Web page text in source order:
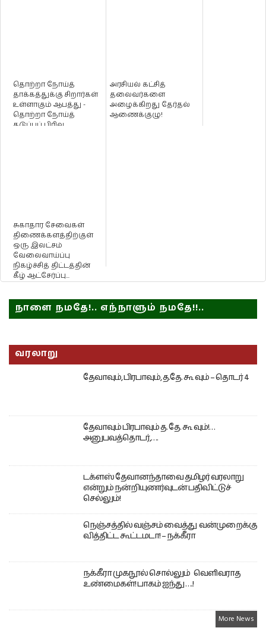
தொற்றா நோய்த்
தாக்கத்துக்கு சிறார்கள்
உள்ளாகும் ஆபத்து -
தொற்றா நோய்த்
தடுப்புப் பிரிவு
அரசியல் கட்சித்
தலைவர்களை
அழைக்கிறது தேர்தல்
ஆணைக்குழு!
சுகாதார சேவைகள்
திணைக்களத்திற்குள்
ஒரு இலட்சம்
வேலைவாய்ப்பு
நிகழ்ச்சித் திட்டத்தின்
கீழ் ஆட்சேர்ப்பு...
நாளை நமதே!.. எந்நாளும் நமதே!!..
வரலாறு
தேவாவும், பிரபாவும், த.தே. கூ வும் – தொடர் 4
தேவாவும் பிரபாவும் த. தே. கூ வும்!…
அனுபவத்தொடர்,….
டக்ளஸ் தேவானந்தாவை தமிழர் வரலாறு
என்றும் நன்றியுணர்வுடன் பதிவிட்டுச்
செல்லும்!
நெஞ்சத்தில் வஞ்சம் வைத்து வன்முறைக்கு
வித்திட்ட கூட்டமடா! – நக்கீரா
நக்கீரா முகநூல் சொல்லும் வெளிவராத
உண்மைகள்! பாகம் ஐந்து ….!
More News